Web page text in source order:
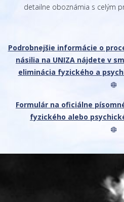
detailne oboznámia s celým
Podrobnejšie informácie o
násilia na UNIZA nájdete v
eliminácia fyzického a
Formulár na oficiálne
fyzického alebo